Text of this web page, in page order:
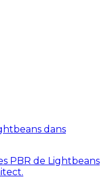
dans
PBR de Lightbeans